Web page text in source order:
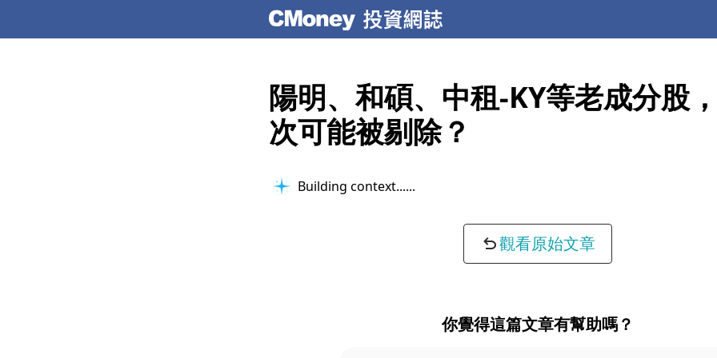
陽明、和碩、中租-KY等老成分股
次可能被剔除？
Building context...
觀看原始文章
你覺得這篇文章有幫助嗎？